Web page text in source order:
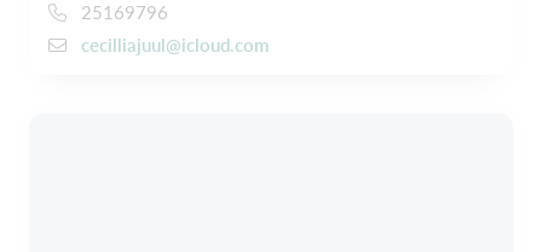
25169796
cecilliajuul@icloud.com